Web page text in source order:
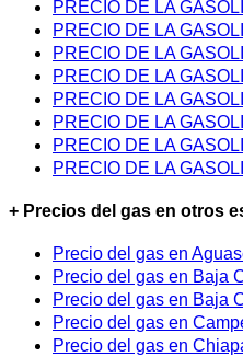
PRECIO DE LA
PRECIO DE LA
PRECIO DE LA
PRECIO DE LA
PRECIO DE LA
PRECIO DE LA
PRECIO DE LA
PRECIO DE LA
+ Precios del gas en otros
Precio del gas en
Precio del gas en Baja
Precio del gas en Baja
Precio del gas en
Precio del gas en